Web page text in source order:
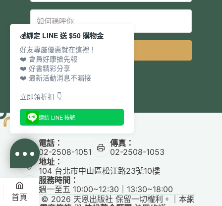
電話：
02-2508-1051
傳真：
02-2508-1053
地址：
104 台北市中山區松江路23號10樓
服務時間：
週一至五 10:00~12:30｜13:30~18:00
Copyright © 2026 天恩出版社 保留一切權利。｜本網
首頁
💰綁定 LINE 送 $50 購物金
好友專屬優惠就在這裡！
❤️ 會員好康搶先報
❤️ 好書精彩分享
❤️ 最新活動消息不漏接
立即領折扣 👇
連結 LINE 帳號